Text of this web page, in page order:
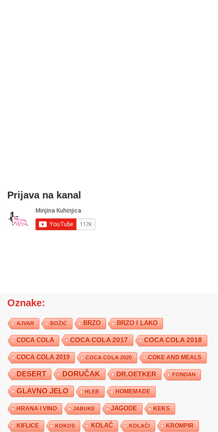
Prijava na kanal
Oznake:
AJVAR BOŽIĆ BRZO BRZO I LAKO
COCA COLA COCA COLA 2017 COCA COLA 2018
COCA COLA 2019 COCA COLA 2020 COKE AND MEALS
DESERT DORUČAK DR.OETKER FONDAN
GLAVNO JELO HLEB HOMEMADE
HRANA I VINO JABUKE JAGODE KEKS
KIFLICE KOKOS KOLAČ KOLAČI KROMPIR